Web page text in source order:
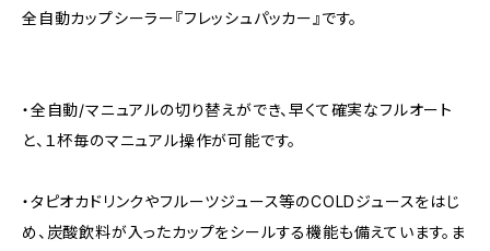
全自動カップシーラー『フレッシュパッカー』です。
・全自動/マニュアルの切り替えができ、早くて確実なフルオート
と、１杯毎のマニュアル操作が可能です。
・タピオカドリンクやフルーツジュース等のCOLDジュースをはじ
め、炭酸飲料が入ったカップをシールする機能も備えています。ま